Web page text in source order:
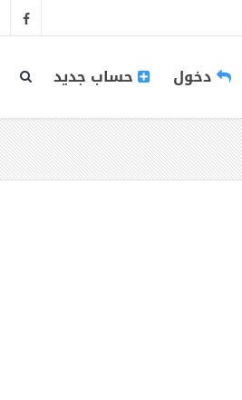
دخول حساب جديد